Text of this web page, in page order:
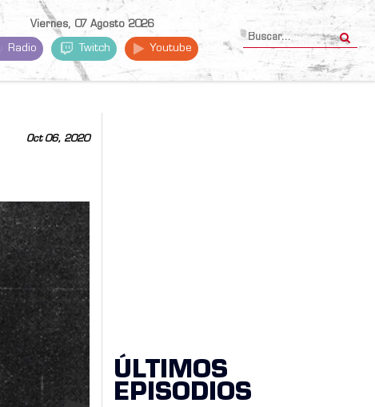
Viernes, 07 Agosto 2026
Radio Twitch Youtube
Oct 06, 2020
ÚLTIMOS
EPISODIOS